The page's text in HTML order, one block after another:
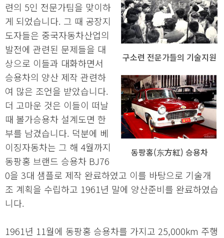
구소련 전문가들의 기술지원
동팡홍(东方紅) 승용차
련의 5인 전문가팀을 맞이하
게 되었습니다. 그 때 공장지
도자들은 중국자동차산업의
발전에 관련된 문제들을 대
상으로 이들과 대화하면서
승용차의 양산 제작 관련하
여 많은 조언을 받았습니다.
더 고마운 것은 이들이 떠날
때 볼가승용차 설계도면 한
부를 남겼습니다. 덕분에 베
이징자동차는 그 해 4월까지
동팡홍 브랜드 승용차 BJ76
0을 3대 샘플로 제작 완료하였고 이를 바탕으로 기술개
조 계획을 수립하고 1961년 말에 양산준비를 완료하였습
니다.
1961년 11월에 동팡홍 승용차를 가지고 25,000km 주행